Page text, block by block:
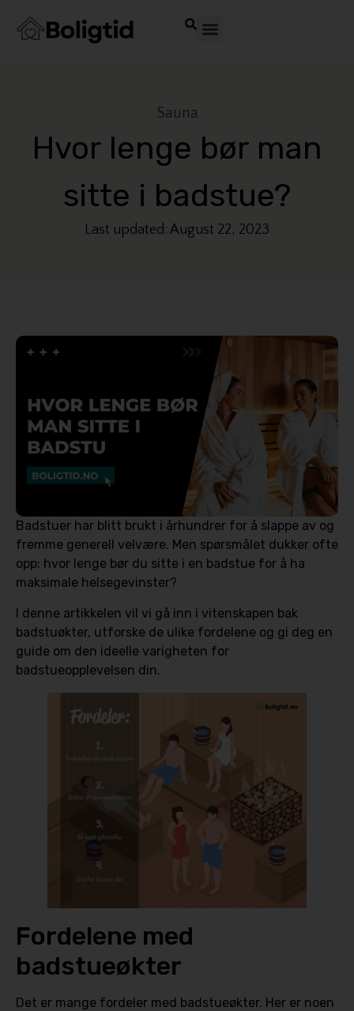
Sauna
Hvor lenge bør man
sitte i badstue?
Last updated: August 22, 2023
Badstuer har blitt brukt i århundrer for å slappe av og
fremme generell velvære. Men spørsmålet dukker ofte
opp: hvor lenge bør du sitte i en badstue for å ha
maksimale helsegevinster?
I denne artikkelen vil vi gå inn i vitenskapen bak
badstuøkter, utforske de ulike fordelene og gi deg en
guide om den ideelle varigheten for
badstueopplevelsen din.
Fordelene med
badstueøkter
Det er mange fordeler med badstueøkter. Her er noen